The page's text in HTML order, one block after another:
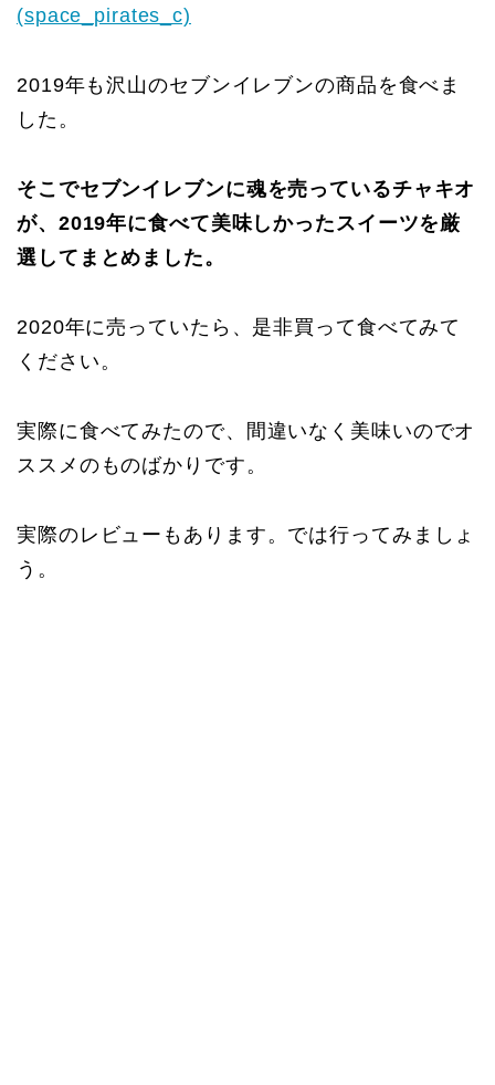
(space_pirates_c)
2019年も沢山のセブンイレブンの商品を食べま
した。
そこでセブンイレブンに魂を売っているチャキオ
が、2019年に食べて美味しかったスイーツを厳
選してまとめました。
2020年に売っていたら、是非買って食べてみて
ください。
実際に食べてみたので、間違いなく美味いのでオ
ススメのものばかりです。
実際のレビューもあります。では行ってみましょ
う。